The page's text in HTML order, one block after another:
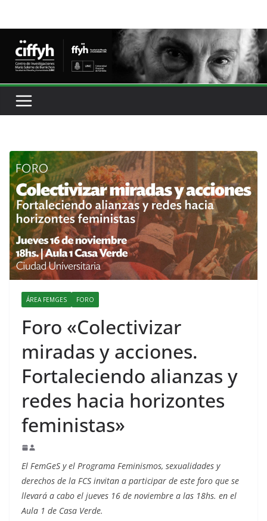
ÁREA FEMGES FORO
Foro «Colectivizar
miradas y acciones.
Fortaleciendo alianzas y
redes hacia horizontes
feministas»
El FemGeS y el Programa Feminismos, sexualidades y
derechos de la FCS invitan a participar de este foro que se
llevará a cabo el jueves 16 de noviembre a las 18hs. en el
Aula 1 de Casa Verde.